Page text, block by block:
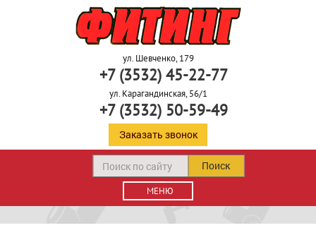
ул. Шевченко, 179
+7 (3532) 45-22-77
ул. Карагандинская, 56/1
+7 (3532) 50-59-49
Заказать звонок
МЕНЮ
Поиск